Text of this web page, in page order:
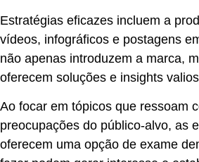
Estratégias eficazes incluem a
vídeos, infográficos e postagens
não apenas introduzem a marca,
oferecem soluções e insights
Ao focar em tópicos que ressoam
preocupações do público-alvo, as
oferecem uma opção de exame